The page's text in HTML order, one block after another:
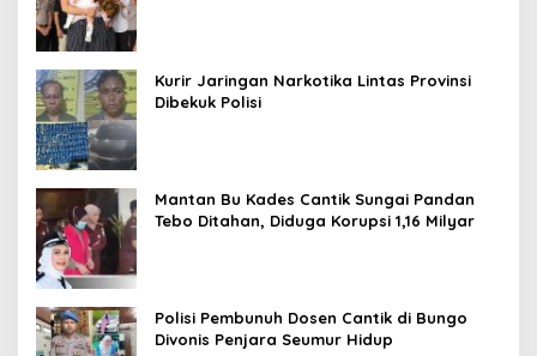
Kurir Jaringan Narkotika Lintas Provinsi
Dibekuk Polisi
Mantan Bu Kades Cantik Sungai Pandan
Tebo Ditahan, Diduga Korupsi 1,16 Milyar
Polisi Pembunuh Dosen Cantik di Bungo
Divonis Penjara Seumur Hidup